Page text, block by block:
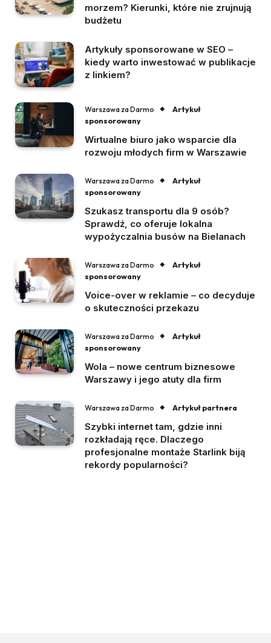
morzem? Kierunki, które nie zrujnują
budżetu
Artykuły sponsorowane w SEO –
kiedy warto inwestować w publikacje
z linkiem?
Warszawa za Darmo
Artykuł
sponsorowany
Wirtualne biuro jako wsparcie dla
rozwoju młodych firm w Warszawie
Warszawa za Darmo
Artykuł
sponsorowany
Szukasz transportu dla 9 osób?
Sprawdź, co oferuje lokalna
wypożyczalnia busów na Bielanach
Warszawa za Darmo
Artykuł
sponsorowany
Voice-over w reklamie – co decyduje
o skuteczności przekazu
Warszawa za Darmo
Artykuł
sponsorowany
Wola – nowe centrum biznesowe
Warszawy i jego atuty dla firm
Warszawa za Darmo Artykuł partnera
Szybki internet tam, gdzie inni
rozkładają ręce. Dlaczego
profesjonalne montaże Starlink biją
rekordy popularności?